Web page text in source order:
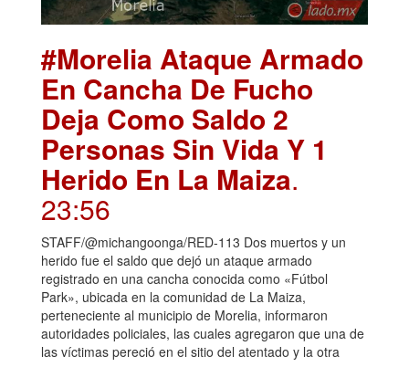
#Morelia Ataque Armado
En Cancha De Fucho
Deja Como Saldo 2
Personas Sin Vida Y 1
Herido En La Maiza.
23:56
STAFF/@michangoonga/RED-113 Dos muertos y un
herido fue el saldo que dejó un ataque armado
registrado en una cancha conocida como «Fútbol
Park», ubicada en la comunidad de La Maiza,
perteneciente al municipio de Morelia, informaron
autoridades policiales, las cuales agregaron que una de
las víctimas pereció en el sitio del atentado y la otra